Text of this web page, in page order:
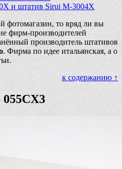
и штатив Sirui M-3004X
фотомагазин, то вряд ли вы
фирм-производителей
производитель штативов
. Фирма по идее итальянская, а о
к содержанию ↑